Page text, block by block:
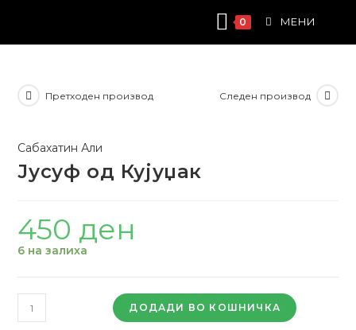
content
0 МЕНИ
Претходен производ Следен производ
Сабахатин Али
Јусуф од Кујуџак
450 ден
6 на залиха
Јусуф
од
ДОДАДИ ВО КОШНИЧКА